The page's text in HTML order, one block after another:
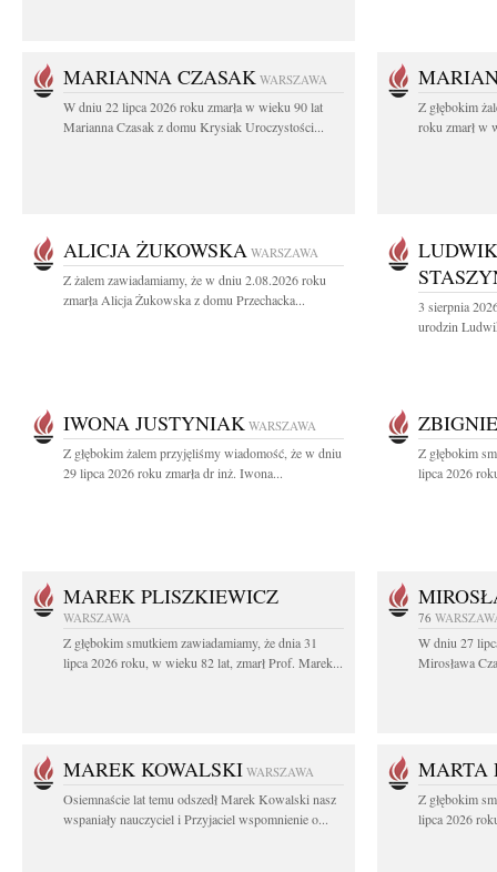
MARIANNA CZASAK WARSZAWA
W dniu 22 lipca 2026 roku zmarła w wieku 90 lat
Marianna Czasak z domu Krysiak Uroczystości...
Z głębokim
roku zmarł w
ALICJA ŻUKOWSKA WARSZAWA
Z żalem zawiadamiamy, że w dniu 2.08.2026 roku
zmarła Alicja Żukowska z domu Przechacka...
3 sierpnia
urodzin
IWONA JUSTYNIAK WARSZAWA
Z głębokim żalem przyjęliśmy wiadomość, że w dniu
29 lipca 2026 roku zmarła dr inż. Iwona...
Z głębokim
lipca 2026
MAREK PLISZKIEWICZ
WARSZAWA
Z głębokim smutkiem zawiadamiamy, że dnia 31
lipca 2026 roku, w wieku 82 lat, zmarł Prof. Marek...
76
W dniu 27
Mirosława
MAREK KOWALSKI WARSZAWA
Osiemnaście lat temu odszedł Marek Kowalski nasz
wspaniały nauczyciel i Przyjaciel wspomnienie o...
MARTA
Z głębokim
lipca 2026